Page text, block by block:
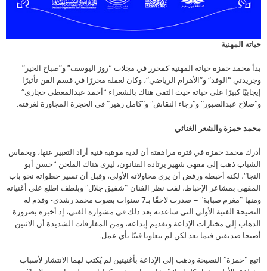
حياته المهنية
بدأ محمد حمزة حياته المهنية كمحرر في مجلات “روز اليوسف” و”صباح الخير”
وجريدتي “الوفد” و”الأهرام الرياضي”، وكان لعمله محررًا في قسم الفن تأثيرًا
إيجابيًا كبيرًا على حياته حيث التقى هناك بالشعراء “أحمد عبدالمعطي حجازي”
و”صلاح عبدالصبور” و”رجاء النقاش” و”كامل زهير” في الحجرة المجاورة لغرفته.
محمد حمزة والشعر الغنائي
أدرك محمد حمزة في فترة مراهقته أن لديه موهبة فنية أراد التعبير عنها، وبحماس
الشباب ذهب إلى مقهى شهير يرتاده الفنانون، ليرى هناك الملحن “حسن أبو
النجا”، لكنه أحبطه ورفض أن يرى محاولاته الأولى، وقبل أن تسير خطواته نحو باب
المقهى بمشاعر الإحباط، لفت نظر الفنان “شفيق جلال” وبلطف اطلع على أغنياته
ومنها “مغرم صبابة” – صدرت لاحقًا بـ7 سنوات بصوت محمد رشدي- وقدم له
النصيحة الفنية الأولى التي ساعدته بعد ذلك في مشواره الفني، إذ أخبره بضرورة
الذهاب إلى مختارات الإذاعة وتقديم إبداعه، ومن المفارقات الشديدة أن الاثنين
أصبحا صديقين فيما بعد لكن لم يتعاونا فنيًا بأي عمل.
اتبع “حمزة” النصيحة وذهب إلى الإذاعة بأغنيتين لم يُكتب لهما الانتشار لأسباب